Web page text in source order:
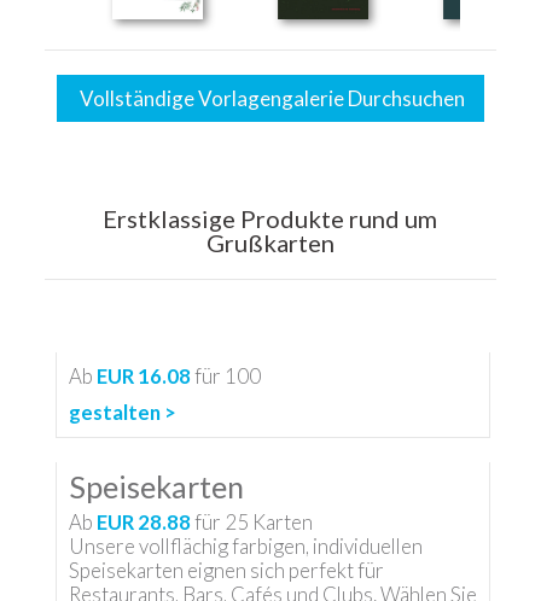
Vollständige Vorlagengalerie Durchsuchen
Erstklassige Produkte rund um
Grußkarten
Ab EUR 16.08für 100
gestalten >
Speisekarten
Ab EUR 28.88für 25 Karten
Unsere vollflächig farbigen, individuellen
Speisekarten eignen sich perfekt für
Restaurants, Bars, Cafés und Clubs. Wählen Sie